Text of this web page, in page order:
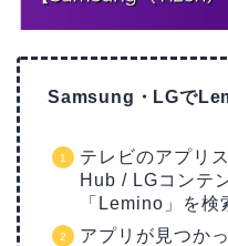
Samsung・LGで
テレビのアプリ
Hub / LGコンテ
「Lemino」を検
アプリが見つか